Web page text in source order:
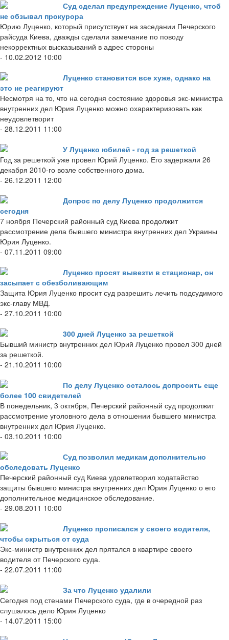
Суд сделал предупреждение Луценко, чтоб
не обзывал прокурора
Юрию Луценко, который присутствует на заседании Печерского
райсуда Киева, дважды сделали замечание по поводу
некорректных высказываний в адрес стороны
- 10.02.2012 10:00
Луценко становится все хуже, однако на
это не реагируют
Несмотря на то, что на сегодня состояние здоровья экс-министра
внутренних дел Юрия Луценко можно охарактеризовать как
неудовлетворит
- 28.12.2011 11:00
У Луценко юбилей - год за решеткой
Год за решеткой уже провел Юрий Луценко. Его задержали 26
декабря 2010-го возле собственного дома.
- 26.12.2011 12:00
Допрос по делу Луценко продолжится
сегодня
7 ноября Печерский районный суд Киева продолжит
рассмотрение дела бывшего министра внутренних дел Украины
Юрия Луценко.
- 07.11.2011 09:00
Луценко просят вывезти в стационар, он
засыпает с обезболивающим
Защита Юрия Луценко просит суд разрешить лечить подсудимого
экс-главу МВД.
- 27.10.2011 10:00
300 дней Луценко за решеткой
Бывший министр внутренних дел Юрий Луценко провел 300 дней
за решеткой.
- 21.10.2011 10:00
По делу Луценко осталось допросить еще
более 100 свидетелей
В понедельник, 3 октября, Печерский районный суд продолжит
рассмотрение уголовного дела в отношении бывшего министра
внутренних дел Юрия Луценко.
- 03.10.2011 10:00
Суд позволил медикам дополнительно
обследовать Луценко
Печерский районный суд Киева удовлетворил ходатайство
защиты бывшего министра внутренних дел Юрия Луценко о его
дополнительное медицинское обследование.
- 29.08.2011 10:00
Луценко прописался у своего водителя,
чтобы скрыться от суда
Экс-министр внутренних дел прятался в квартире своего
водителя от Печерского суда.
- 22.07.2011 11:00
За что Луценко удалили
Сегодня под стенами Печерского суда, где в очередной раз
слушалось дело Юрия Луценко
- 14.07.2011 15:00